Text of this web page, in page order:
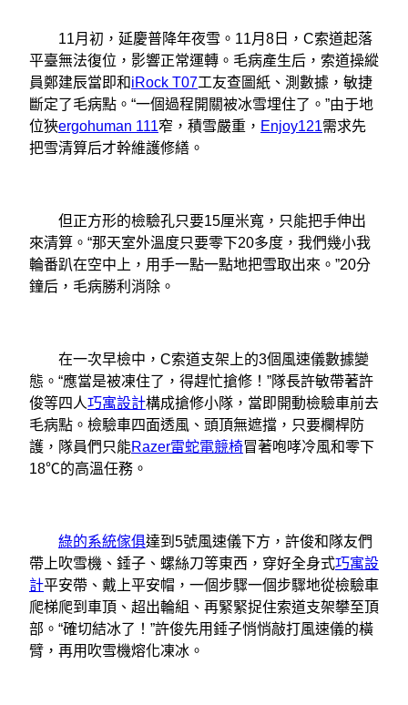
11月初，延慶普降年夜雪。11月8日，C索道起落
平臺無法復位，影響正常運轉。毛病產生后，索道操縱
員鄭建辰當即和iRock T07工友查圖紙、測數據，敏捷
斷定了毛病點。“一個過程開關被冰雪埋住了。”由于地
位狹ergohuman 111窄，積雪嚴重， Enjoy121需求先
把雪清算后才幹維護修繕。
但正方形的檢驗孔只要15厘米寬，只能把手伸出
來清算。“那天室外溫度只要零下20多度，我們幾小我
輪番趴在空中上，用手一點一點地把雪取出來。”20分
鐘后，毛病勝利消除。
在一次早檢中，C索道支架上的3個風速儀數據變
態。“應當是被凍住了，得趕忙搶修！”隊長許敏帶著許
俊等四人巧寓設計構成搶修小隊，當即開動檢驗車前去
毛病點。檢驗車四面透風、頭頂無遮擋，只要欄桿防
護，隊員們只能Razer雷蛇電競椅冒著咆哮冷風和零下
18℃的高溫任務。
綠的系統傢俱達到5號風速儀下方，許俊和隊友們
帶上吹雪機、錘子、螺絲刀等東西，穿好全身式巧寓設
計平安帶、戴上平安帽，一個步驟一個步驟地從檢驗車
爬梯爬到車頂、超出輪組、再緊緊捉住索道支架攀至頂
部。“確切結冰了！”許俊先用錘子悄悄敲打風速儀的橫
臂，再用吹雪機熔化凍冰。